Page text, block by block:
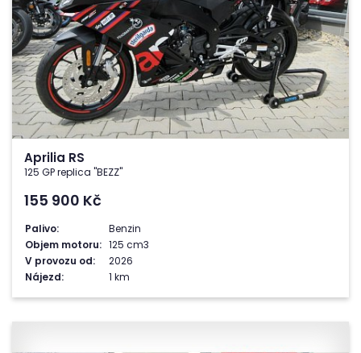
Aprilia RS
125 GP replica "BEZZ"
155 900 Kč
Palivo:
Benzin
Objem motoru: 125 cm3
V provozu od:
2026
Nájezd:
1 km